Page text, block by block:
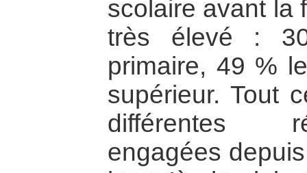
scolaire avant la
très élevé :
primaire, 49 %
supérieur. Tout
différentes
engagées